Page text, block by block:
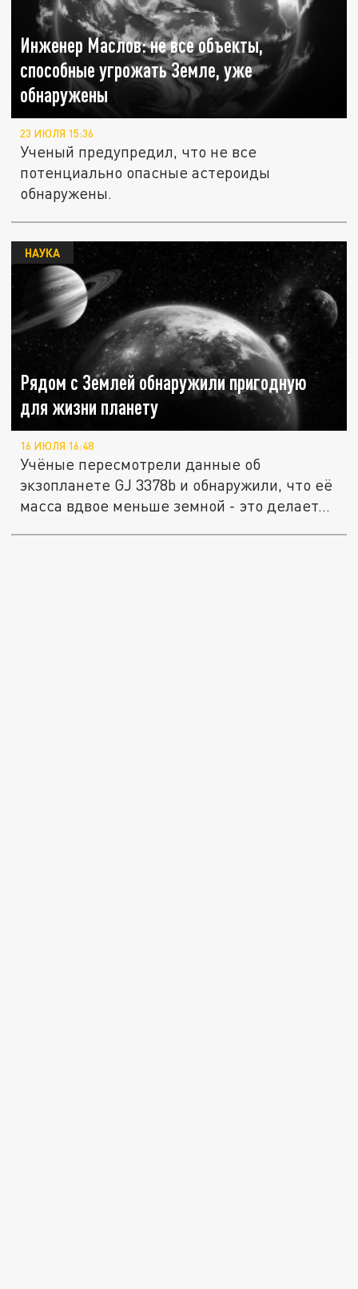
Инженер Маслов: не все объекты,
способные угрожать Земле, уже
обнаружены
23 ИЮЛЯ 15:36
Ученый предупредил, что не все
потенциально опасные астероиды
обнаружены.
Рядом с Землей обнаружили пригодную
для жизни планету
НАУКА
16 ИЮЛЯ 16:48
Учёные пересмотрели данные об
экзопланете GJ 3378b и обнаружили, что её
масса вдвое меньше земной - это делает...